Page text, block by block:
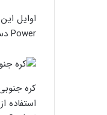
Power دسترسی به این استارتاپ چینی را به‌دلیل نگرانی‌های امنیتی در دستگاه‌های خود ممنوع کردند.